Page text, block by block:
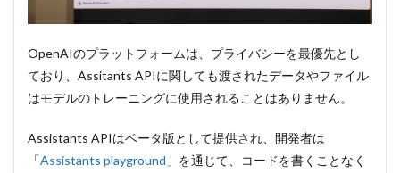
OpenAIのプラットフォームは、プライバシーを最優先とし
ており、Assitants APIに関しても渡されたデータやファイル
はモデルのトレーニングに使用されることはありません。
Assistants APIはベータ版として提供され、開発者は
「Assistants playground 」を通じて、コードを書くことなく